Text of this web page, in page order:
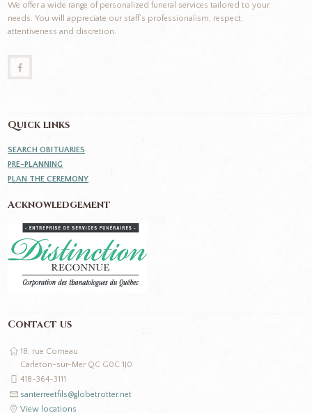
We offer a wide range of personalized funeral services tailored to your
needs. You will appreciate our staff’s professionalism, respect,
attentiveness and discretion.
Quick links
SEARCH OBITUARIES
PRE-PLANNING
PLAN THE CEREMONY
Acknowledgement
Contact us
18, rue Comeau
Carleton-sur-Mer QC G0C 1J0
418-364-3111
santerreetfils@globetrotter.net
View locations